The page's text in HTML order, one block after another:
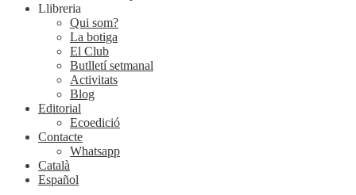
Llibreria
Qui som?
La botiga
El Club
Butlletí setmanal
Activitats
Blog
Editorial
Ecoedició
Contacte
Whatsapp
Català
Español